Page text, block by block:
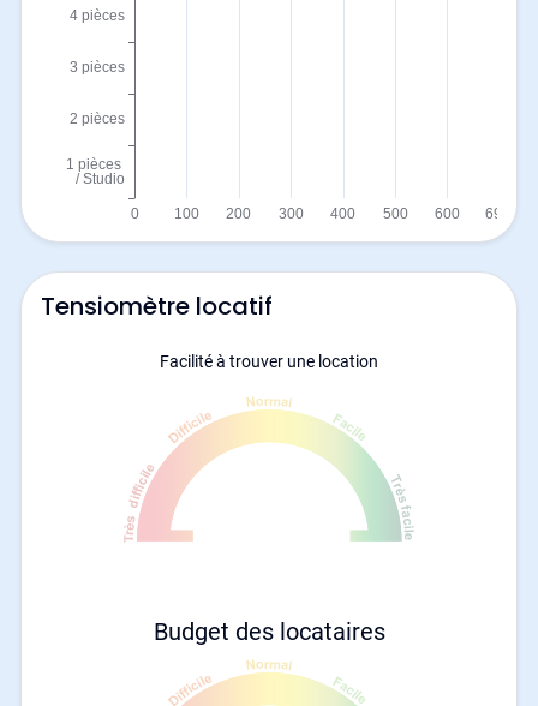
Tensiomètre locatif
Facilité à trouver une location
Budget des locataires